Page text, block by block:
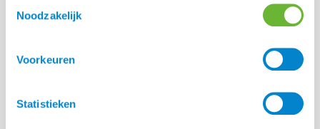
Noodzakelijk
Voorkeuren
Statistieken